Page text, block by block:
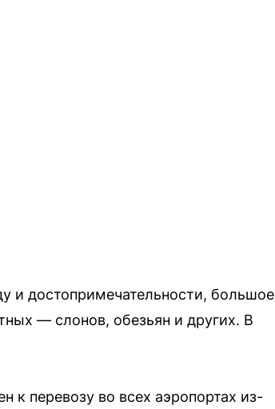
и достопримечательности, большое
— слонов, обезьян и других. В
перевозу во всех аэропортах из-